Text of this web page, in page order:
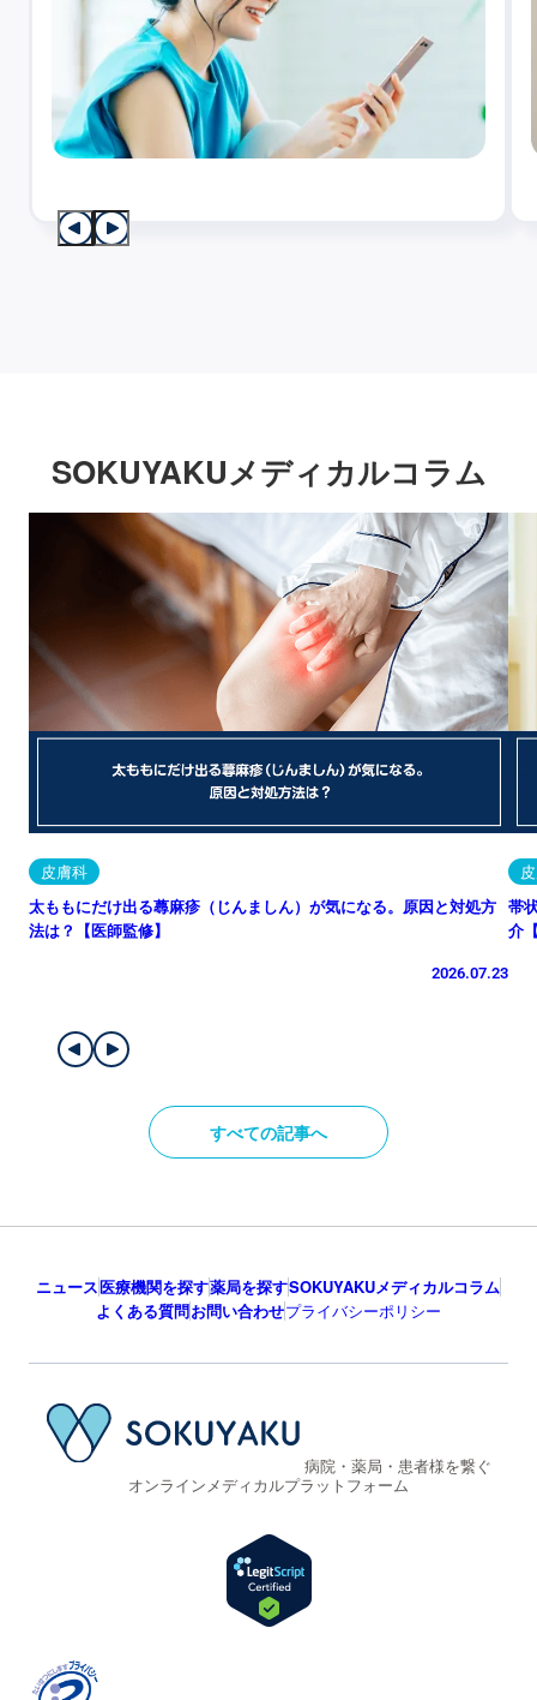
SOKUYAKUメディカルコラム
皮膚科
太ももにだけ出る蕁麻疹（じんましん）が気になる。原因と対処方
法は？【医師監修】
2026.07.23
帯
介
すべての記事へ
ニュース医療機関を探す薬局を探すSOKUYAKUメディカルコラム
よくある質問お問い合わせプライバシーポリシー
病院・薬局・患者様を繋ぐ
オンラインメディカルプラットフォーム